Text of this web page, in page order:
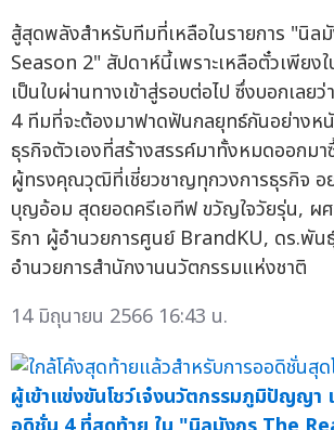
สู้สุดพลังสำหรับทีมที่เหลือในรายการ "นิ
Season 2" สัปดาห์นี้เพราะเหลือตั๋วเพียง
เป็นใบผ่านทางเข้าสู่รอบต่อไป ซึ่งบอกเลย
4 ทีมที่จะต้องมาฟาดฟันกลยุทธ์กันอย่างห
ธุรกิจตัวเองที่สร้างสรรค์มาทั้งหมดออกมา
ผู้ทรงคุณวุฒิที่เชี่ยวชาญทุกวงการธุรกิจ อ
บุญอ้อม สุดยอดครีเอทีฟ ขวัญใจวัยรุ่น, ผ
ริกา ผู้อำนวยการศูนย์ BrandKU, ดร.พัน
อำนวยการสำนักงานนวัตกรรมแห่งชาติ
14 มิถุนายน 2566 16:43 น.
ผู้เข้าแข่งขันโชว์เจ๋งนวัตกรรมภูมิปัญญา